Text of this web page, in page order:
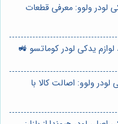
لودر ولوو: معرفی قطعات
یدکی لودر کوماتسو 🚜
ولوو: اصالت کالا با